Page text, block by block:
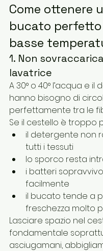
Come ottenere
bucato
basse
1. Non
lavatrice
A 30° o 40° l’acqua e
hanno bisogno di
perfettamente tra le
Se il cestello è troppo
il detergente non
tutti i tessuti
lo sporco resta
i batteri
facilmente
il bucato tende a
freschezza molto
Lasciare spazio nel
fondamentale
asciugamani,